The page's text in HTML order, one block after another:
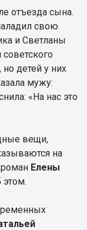
отъезда сына.
свою
и Светланы
детей у них
мужу:
«На нас это
вещи,
на
Елены